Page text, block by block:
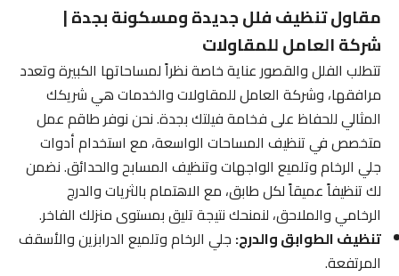
مقاول تنظيف فلل جديدة ومسكونة بجدة |
شركة العامل للمقاولات
تتطلب الفلل والقصور عناية خاصة نظراً لمساحاتها الكبيرة وتعدد
مرافقها، وشركة العامل للمقاولات والخدمات هي شريكك
المثالي للحفاظ على فخامة فيلتك بجدة. نحن نوفر طاقم عمل
متخصص في تنظيف المساحات الواسعة، مع استخدام أدوات
جلي الرخام وتلميع الواجهات وتنظيف المسابح والحدائق. نضمن
لك تنظيفاً عميقاً لكل طابق، مع الاهتمام بالثريات والدرج
الرخامي والملاحق، لنمنحك نتيجة تليق بمستوى منزلك الفاخر.
تنظيف الطوابق والدرج:جلي الرخام وتلميع الدرابزين والأسقف
المرتفعة.